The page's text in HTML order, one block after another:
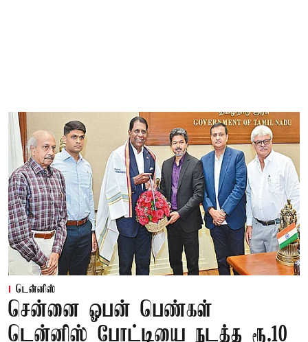
டென்னிஸ்
சென்னை ஓபன் பெண்கள்
டென்னிஸ் போட்டியை நடத்த ரூ.10